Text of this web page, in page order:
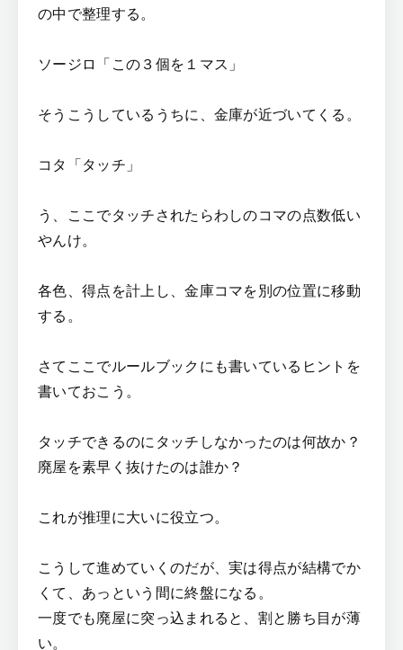
の中で整理する。
ソージロ「この３個を１マス」
そうこうしているうちに、金庫が近づいてくる。
コタ「タッチ」
う、ここでタッチされたらわしのコマの点数低い
やんけ。
各色、得点を計上し、金庫コマを別の位置に移動
する。
さてここでルールブックにも書いているヒントを
書いておこう。
タッチできるのにタッチしなかったのは何故か？
廃屋を素早く抜けたのは誰か？
これが推理に大いに役立つ。
こうして進めていくのだが、実は得点が結構でか
くて、あっという間に終盤になる。
一度でも廃屋に突っ込まれると、割と勝ち目が薄
い。